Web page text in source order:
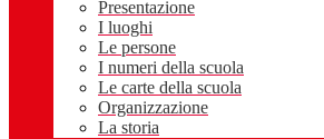
Presentazione
I luoghi
Le persone
I numeri della scuola
Le carte della scuola
Organizzazione
La storia